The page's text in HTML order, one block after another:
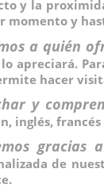
y la
momento y
a quién
apreciará.
hacer
y
inglés,
gracias
de